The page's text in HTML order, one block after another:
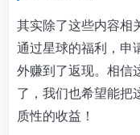
其实除了这些内容相
通过星球的福利，申
外赚到了返现。相信
了，我们也希望能把
质性的收益！